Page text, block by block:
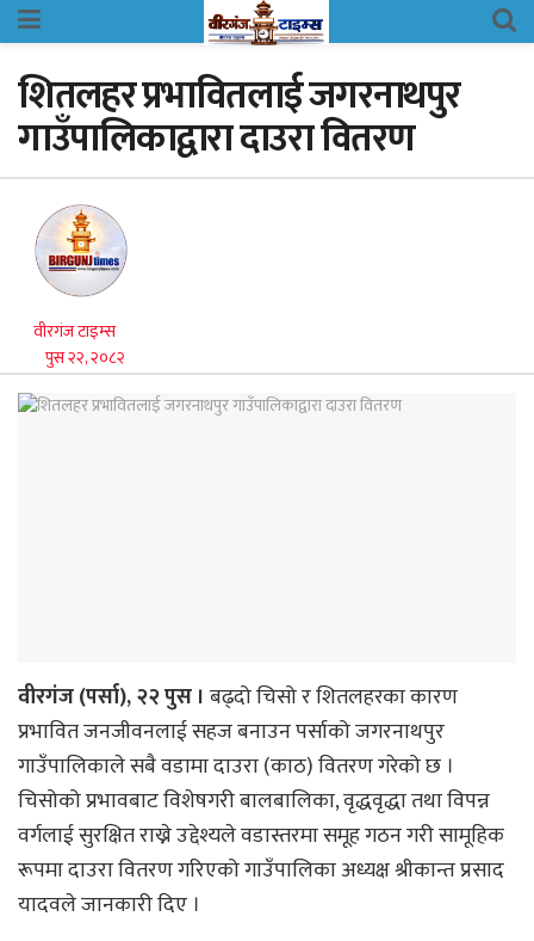
शितलहर प्रभावितलाई जगरनाथपुर
गाउँपालिकाद्वारा दाउरा वितरण
वीरगंज टाइम्स
पुस २२, २०८२
वीरगंज (पर्सा), २२ पुस । बढ्दो चिसो र शितलहरका कारण
प्रभावित जनजीवनलाई सहज बनाउन पर्साको जगरनाथपुर
गाउँपालिकाले सबै वडामा दाउरा (काठ) वितरण गरेको छ ।
चिसोको प्रभावबाट विशेषगरी बालबालिका, वृद्धवृद्धा तथा विपन्न
वर्गलाई सुरक्षित राख्ने उद्देश्यले वडास्तरमा समूह गठन गरी सामूहिक
रूपमा दाउरा वितरण गरिएको गाउँपालिका अध्यक्ष श्रीकान्त प्रसाद
यादवले जानकारी दिए ।